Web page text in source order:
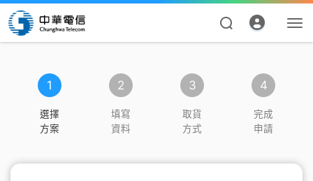
1
選擇
方案
2
填寫
資料
3
取貨
方式
4
完成
申請